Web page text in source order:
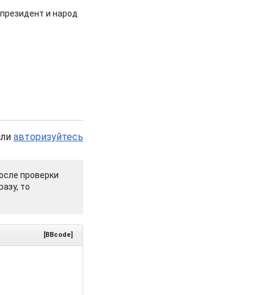
и народ
авторизуйтесь
проверки
то
[BBcode]